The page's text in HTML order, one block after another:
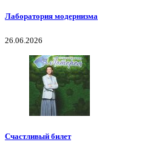
Лаборатория модернизма
26.06.2026
Счастливый билет